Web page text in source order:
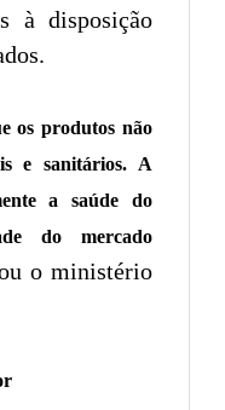
à disposição
os produtos não
e sanitários. A
a saúde do
do mercado
o ministério